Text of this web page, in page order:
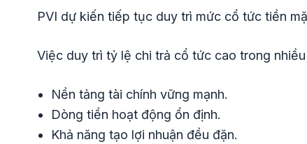
PVI dự kiến tiếp tục duy trì mức cổ tức tiền
Việc duy trì tỷ lệ chi trả cổ tức cao trong
Nền tảng tài chính vững mạnh.
Dòng tiền hoạt động ổn định.
Khả năng tạo lợi nhuận đều đặn.